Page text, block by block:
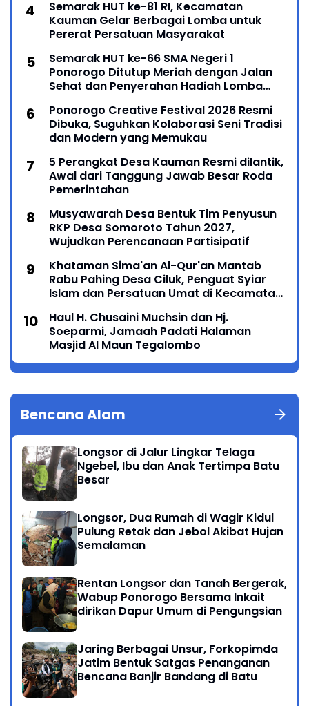
Semarak HUT ke-81 RI, Kecamatan
Kauman Gelar Berbagai Lomba untuk
Pererat Persatuan Masyarakat
Semarak HUT ke-66 SMA Negeri 1
Ponorogo Ditutup Meriah dengan Jalan
Sehat dan Penyerahan Hadiah Lomba
Ponorogo Creative Festival 2026 Resmi
Dibuka, Suguhkan Kolaborasi Seni Tradisi
dan Modern yang Memukau
5 Perangkat Desa Kauman Resmi dilantik,
Awal dari Tanggung Jawab Besar Roda
Pemerintahan
Musyawarah Desa Bentuk Tim Penyusun
RKP Desa Somoroto Tahun 2027,
Wujudkan Perencanaan Partisipatif
Khataman Sima'an Al-Qur'an Mantab
Rabu Pahing Desa Ciluk, Penguat Syiar
Islam dan Persatuan Umat di Kecamatan
Haul H. Chusaini Muchsin dan Hj.
Soeparmi, Jamaah Padati Halaman
Masjid Al Maun Tegalombo
Bencana Alam
Longsor di Jalur Lingkar Telaga
Ngebel, Ibu dan Anak Tertimpa Batu
Besar
Longsor, Dua Rumah di Wagir Kidul
Pulung Retak dan Jebol Akibat Hujan
Semalaman
Rentan Longsor dan Tanah Bergerak,
Wabup Ponorogo Bersama Inkait
dirikan Dapur Umum di Pengungsian
Jaring Berbagai Unsur, Forkopimda
Jatim Bentuk Satgas Penanganan
Bencana Banjir Bandang di Batu